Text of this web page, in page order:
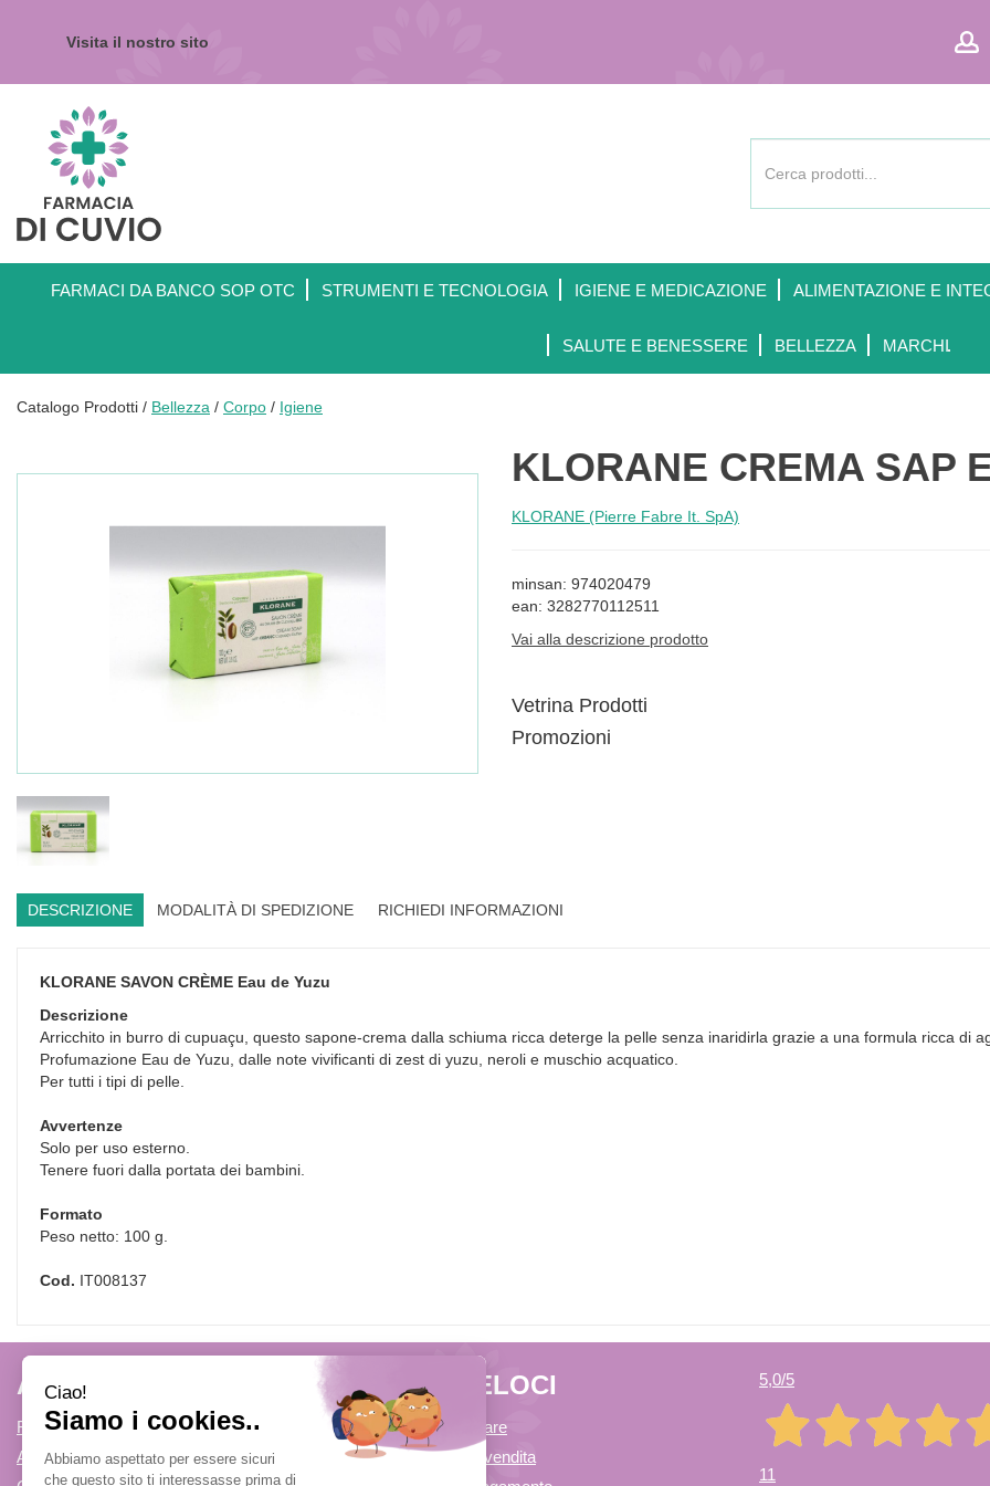
Visita il nostro sito
Farmacia
Cuvio
Prodotto
FARMACI DA BANCO SOP OTC STRUMENTI E TECNOLOGIA IGIENE E MEDICAZIONE ALIMENTAZIONE E
SALUTE E BENESSERE BELLEZZA MARCHI
Catalogo Prodotti / Bellezza / Corpo / Igiene
KLORANE CREMA SAP
KLORANE (Pierre Fabre It. SpA)
minsan: 974020479
ean: 3282770112511
Vai alla descrizione prodotto
Vetrina Prodotti
Promozioni
DESCRIZIONE MODALITÀ DI SPEDIZIONE RICHIEDI INFORMAZIONI
KLORANE SAVON CRÈME Eau de Yuzu
Descrizione
Arricchito in burro di cupuaçu, questo sapone-crema dalla schiuma ricca deterge la pelle senza inaridirla grazie a una formula ricca di
Profumazione Eau de Yuzu, dalle note vivificanti di zest di yuzu, neroli e muschio acquatico.
Per tutti i tipi di pelle.
Avvertenze
Solo per uso esterno.
Tenere fuori dalla portata dei bambini.
Formato
Peso netto: 100 g.
Cod. IT008137
AREA UTENTE
Registrati
Accedi
LINK VELOCI
Come Prenotare
Condizioni di vendita
5,0/5
11